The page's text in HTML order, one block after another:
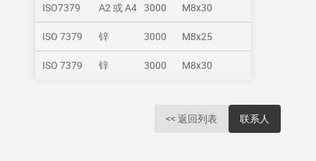
ISO7379 A2 或 A4 3000 M8x30
ISO 7379 锌 3000 M8x25
ISO 7379 锌 3000 M8x30
<< 返回列表 联系人